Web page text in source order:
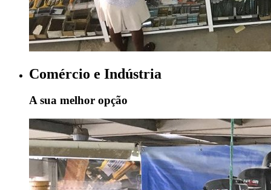
Comércio e Indústria
A sua melhor opção